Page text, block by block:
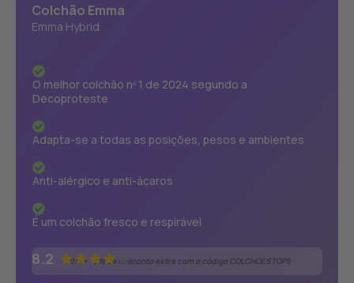
Colchão Emma
Emma Hybrid
O melhor colchão nº 1 de 2024 segundo a
Decoproteste
Adapta-se a todas as posições, pesos e ambientes
Anti-alérgico e anti-ácaros
É um colchão fresco e respirável
8.2 40% + 10% de desconto extra com o código COLCHOESTOP5